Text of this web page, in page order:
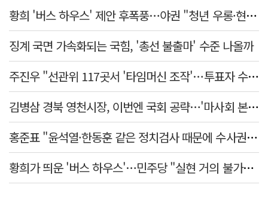
황희 '버스 하우스' 제안 후폭풍…야권 "청년 우롱·현실 괴리" 총공세
징계 국면 가속화되는 국힘, '총선 불출마' 수준 나올까
주진우 "선관위 117곳서 '타임머신 조작'…투표자 수 미리 입력"
김병삼 경북 영천시장, 이번엔 국회 공략…'마사회 본사 이전·광역교통망 확충' 요청
홍준표 "윤석열·한동훈 같은 정치검사 때문에 수사권마저 탈취 당해"
황희가 띄운 '버스 하우스'…민주당 "실현 거의 불가능, 해프닝으로 봐달라"